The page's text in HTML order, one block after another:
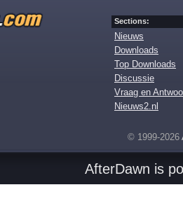
Sections:
Nieuws
Downloads
Top Downloads
Discussie
Vraag en
Nieuws2.nl
© 1999-2026
AfterDawn is